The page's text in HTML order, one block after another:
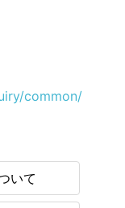
common/
いて